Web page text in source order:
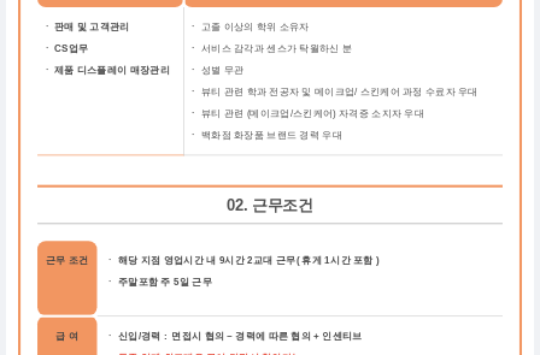
ㆍ 판매 및 고객관리
ㆍ CS업무
ㆍ 제품 디스플레이 매장관리
ㆍ
고졸 이상의 학위 소유자
ㆍ
서비스 감각과 센스가 탁월하신 분
ㆍ
성별 무관
ㆍ
뷰티 관련 학과 전공자 및 메이크업/ 스킨케어 과정 수료자 우대
ㆍ
뷰티 관련 (메이크업/스킨케어) 자격증 소지자 우대
ㆍ
백화점 화장품 브랜드 경력 우대
02. 근무조건
근무 조건 ㆍ 해당 지점 영업시간 내 9시간 2교대 근무( 휴게 1시간 포함 )
ㆍ 주말포함 주 5일 근무
급 여 ㆍ 신입/경력 : 면접시 협의 ~ 경력에 따른 협의+ 인센티브